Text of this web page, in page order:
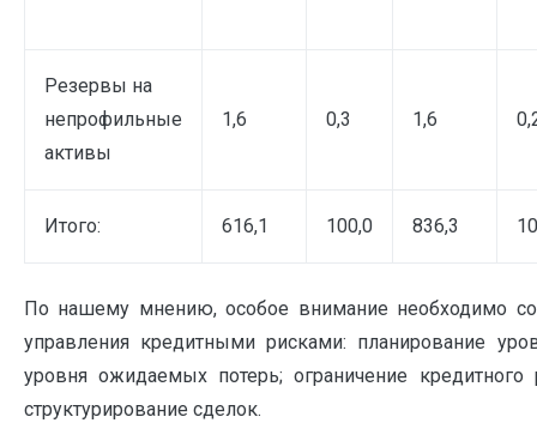
Резервы на
непрофильные
активы
1,6 0,3 1,6
Итого: 616,1 100,0 836,3
По нашему мнению, особое внимание необходимо
управления кредитными рисками: планирование
уровня ожидаемых потерь; ограничение кредитного
структурирование сделок.